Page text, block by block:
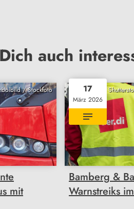
auch
/ Stockfoto
mit
17
März 2026
Bamberg &
Warnstreiks